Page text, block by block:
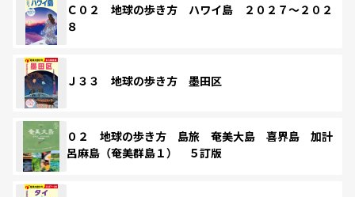
Ｃ０２ 地球の歩き方 ハワイ島 ２０２７～２０２
８
Ｊ３３ 地球の歩き方 墨田区
０２ 地球の歩き方 島旅 奄美大島 喜界島 加計
呂麻島（奄美群島１） ５訂版